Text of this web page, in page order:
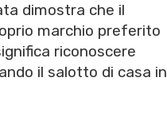
dimostra che il
marchio preferito
riconoscere
il salotto di casa in